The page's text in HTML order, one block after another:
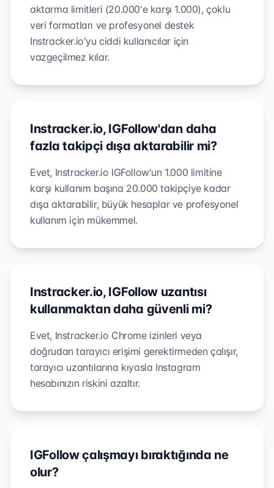
aktarma limitleri (20.000'e karşı 1.000), çoklu
veri formatları ve profesyonel destek
Instracker.io'yu ciddi kullanıcılar için
vazgeçilmez kılar.
Instracker.io, IGFollow'dan daha
fazla takipçi dışa aktarabilir mi?
Evet, Instracker.io IGFollow'un 1.000 limitine
karşı kullanım başına 20.000 takipçiye kadar
dışa aktarabilir, büyük hesaplar ve profesyonel
kullanım için mükemmel.
Instracker.io, IGFollow uzantısı
kullanmaktan daha güvenli mi?
Evet, Instracker.io Chrome izinleri veya
doğrudan tarayıcı erişimi gerektirmeden çalışır,
tarayıcı uzantılarına kıyasla Instagram
hesabınızın riskini azaltır.
IGFollow çalışmayı bıraktığında ne
olur?